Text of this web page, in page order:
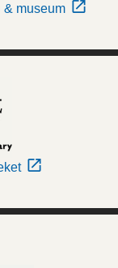
& museum